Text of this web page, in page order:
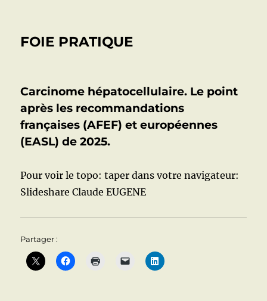
FOIE PRATIQUE
Carcinome hépatocellulaire. Le point
après les recommandations
françaises (AFEF) et européennes
(EASL) de 2025.
Pour voir le topo: taper dans votre navigateur:
Slideshare Claude EUGENE
Partager :